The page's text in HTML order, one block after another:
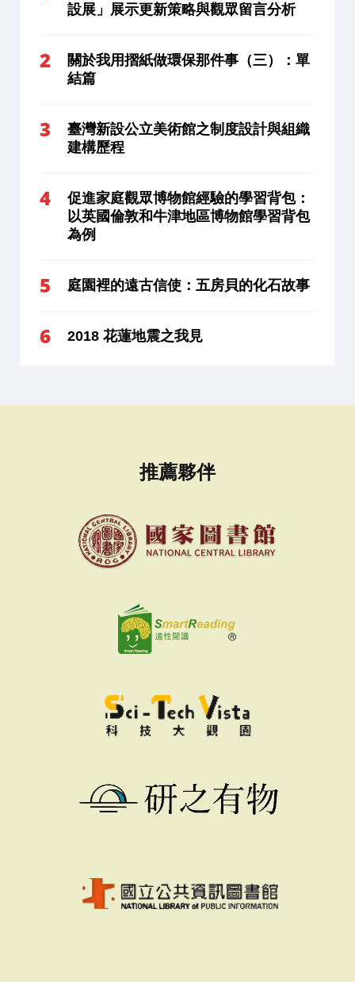
設展」展示更新策略與觀眾留言分析
關於我用摺紙做環保那件事（三）：單
結篇
臺灣新設公立美術館之制度設計與組織
建構歷程
促進家庭觀眾博物館經驗的學習背包：
以英國倫敦和牛津地區博物館學習背包
為例
庭園裡的遠古信使：五房貝的化石故事
2018 花蓮地震之我見
推薦夥伴